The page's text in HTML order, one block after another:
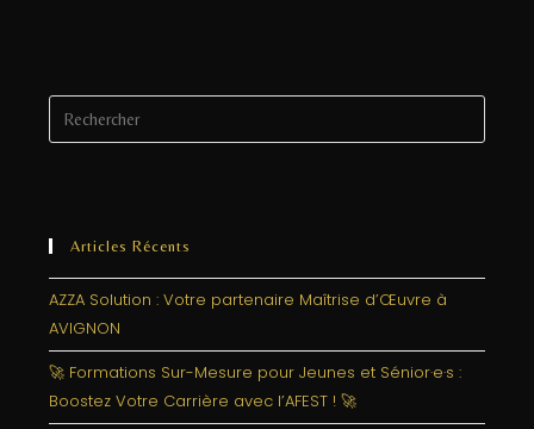
Articles Récents
AZZA Solution : Votre partenaire Maîtrise d’Œuvre à
AVIGNON
🚀 Formations Sur-Mesure pour Jeunes et Sénior·e·s :
Boostez Votre Carrière avec l’AFEST ! 🚀